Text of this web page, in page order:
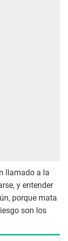
llamado a la
y entender
porque mata
son los